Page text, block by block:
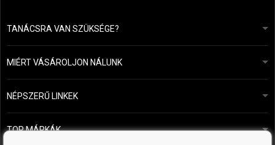
TANÁCSRA VAN SZÜKSÉGE?info@mapeja.hu
24 órán belül válaszolunk.
MIÉRT VÁSÁROLJON NÁLUNK
Általános szerződési feltételek (ÁSZF)
Személyes adatok védelme
Fizetési és szállítási áttekintés
Áru visszaküldése
NÉPSZERŰ LINKEK
A mi történetünk
TOP MÁRKÁK
Kérastase
O&M